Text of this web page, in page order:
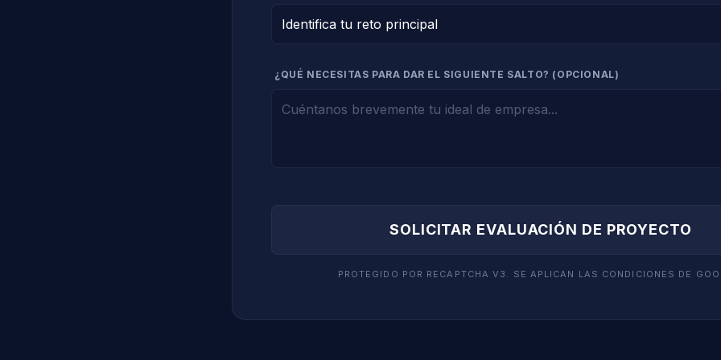
¿QUÉ NECESITAS PARA DAR EL SIGUIENTE SALTO? (OPCIONAL)
SOLICITAR EVALUACIÓN DE PROYECTO
PROTEGIDO POR RECAPTCHA V3. SE APLICAN LAS CONDICIONES DE